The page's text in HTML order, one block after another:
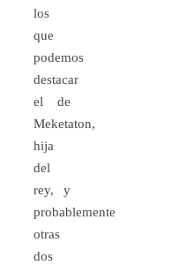
los
que
podemos
destacar
el de
Meketaton,
hija
del
rey, y
probablemente
otras
dos